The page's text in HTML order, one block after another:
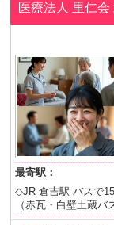
医療法人 里仁会
最寄駅：
◇JR 倉吉駅 バスで
（赤瓦・白壁土蔵バ